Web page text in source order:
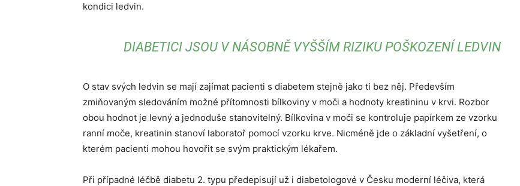
kondici ledvin.
DIABETICI JSOU V NÁSOBNĚ VYŠŠÍM RIZIKU POŠKOZENÍ LEDVIN
O stav svých ledvin se mají zajímat pacienti s diabetem stejně jako ti bez něj. Především
zmiňovaným sledováním možné přítomnosti bílkoviny v moči a hodnoty kreatininu v krvi. Rozbor
obou hodnot je levný a jednoduše stanovitelný. Bílkovina v moči se kontroluje papírkem ze vzorku
ranní moče, kreatinin stanoví laboratoř pomocí vzorku krve. Nicméně jde o základní vyšetření, o
kterém pacienti mohou hovořit se svým praktickým lékařem.
Při případné léčbě diabetu 2. typu předepisují už i diabetologové v Česku moderní léčiva, která